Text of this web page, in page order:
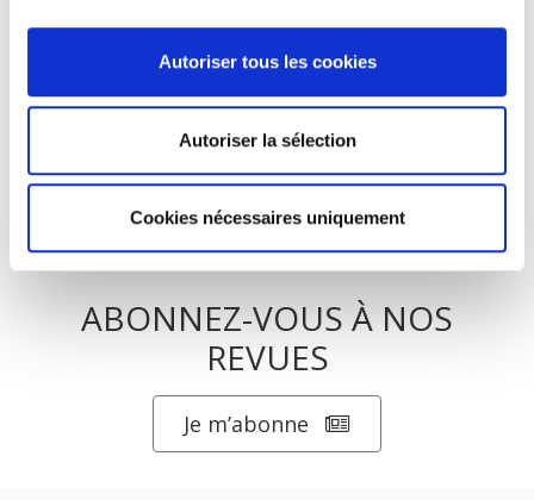
Autoriser tous les cookies
Autoriser la sélection
Cookies nécessaires uniquement
Salariés en justice
ABONNEZ-VOUS À NOS
REVUES
Je m’abonne